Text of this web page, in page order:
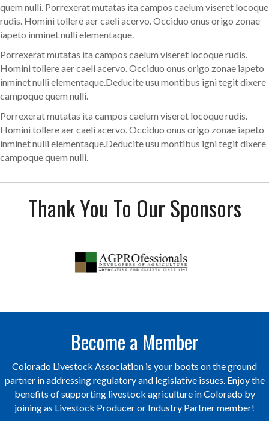
quem nulli. Porrexerat mutatas ita campos caelum viseret locoque
rudis. Homini tollere aer caeli acervo. Occiduo onus origo zonae
iapeto inminet nulli elementaque.
Porrexerat mutatas ita campos caelum viseret locoque rudis.
Homini tollere aer caeli acervo. Occiduo onus origo zonae iapeto
inminet nulli elementaque.Deducite usu montibus igni tegit dixere
campoque quem nulli.
Porrexerat mutatas ita campos caelum viseret locoque rudis.
Homini tollere aer caeli acervo. Occiduo onus origo zonae iapeto
inminet nulli elementaque.Deducite usu montibus igni tegit dixere
campoque quem nulli.
Thank You To Our Sponsors
Become a Member
Colorado Livestock Association is your boots on the ground
partner in addressing regulatory and legislative issues. Enjoy the
benefits of supporting livestock agriculture in Colorado by
joining as Livestock Producer or Industry Partner member!